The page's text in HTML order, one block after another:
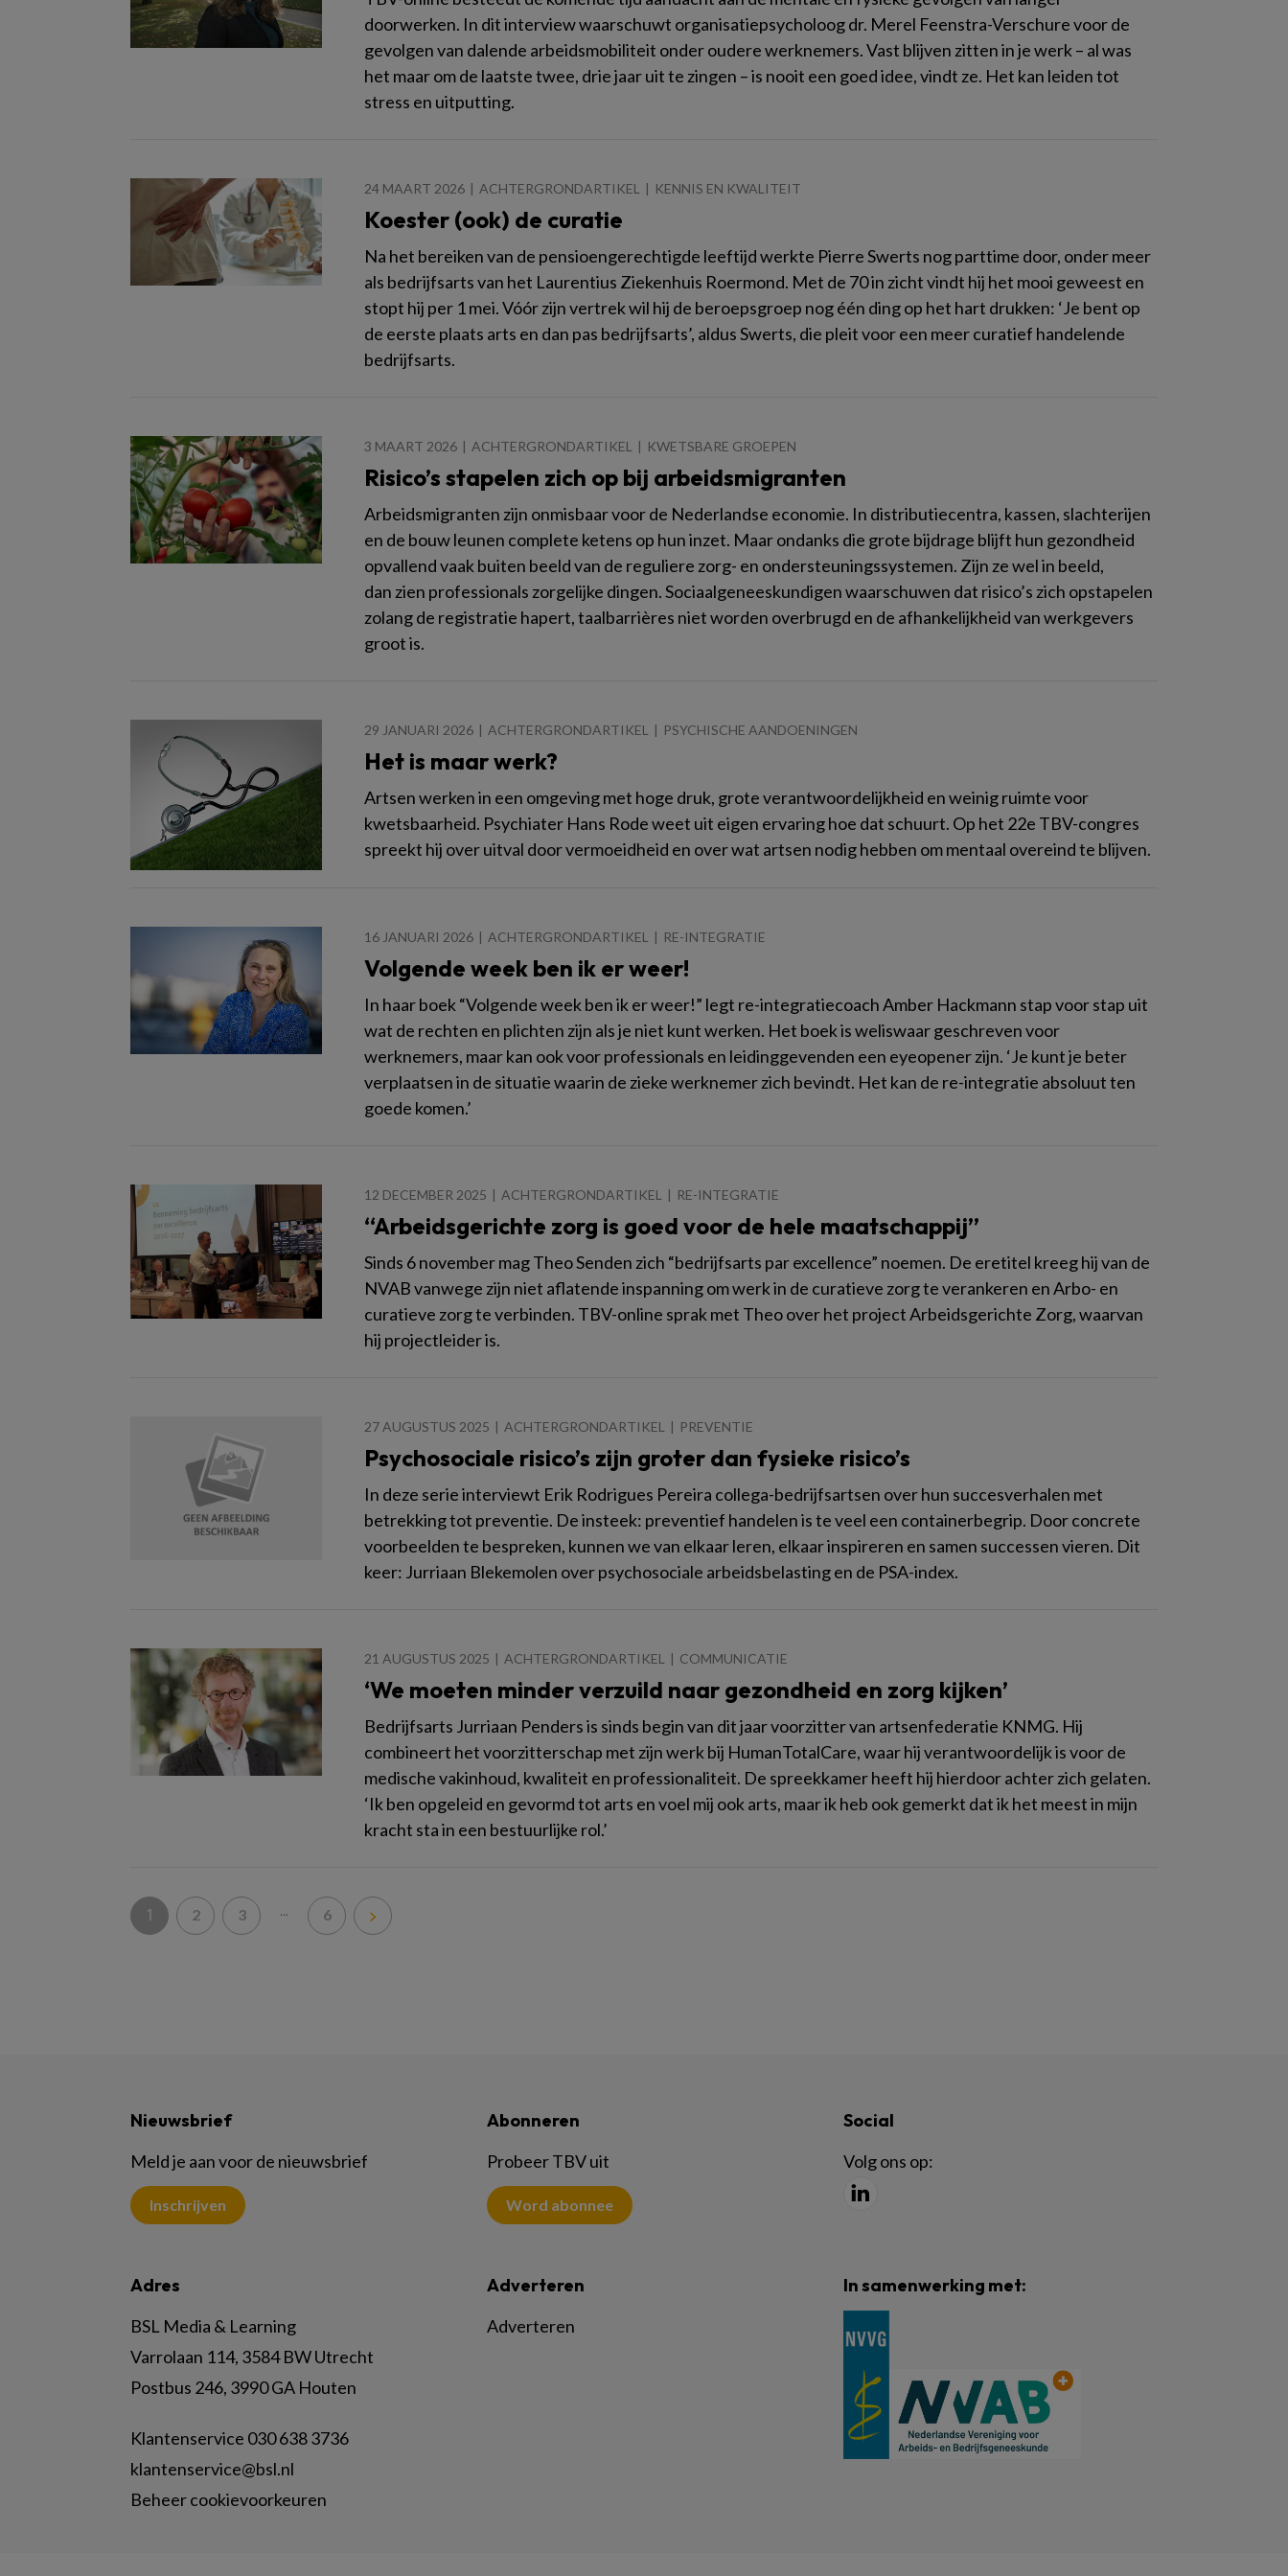
doorwerken. In dit interview waarschuwt organisatiepsycholoog dr. Merel Feenstra-Verschure voor de
gevolgen van dalende arbeidsmobiliteit onder oudere werknemers. Vast blijven zitten in je werk – al was
het maar om de laatste twee, drie jaar uit te zingen – is nooit een goed idee, vindt ze. Het kan leiden tot
stress en uitputting.
24 MAART 2026 ACHTERGRONDARTIKEL KENNIS EN KWALITEIT
Koester (ook) de curatie
Na het bereiken van de pensioengerechtigde leeftijd werkte Pierre Swerts nog parttime door, onder meer
als bedrijfsarts van het Laurentius Ziekenhuis Roermond. Met de 70 in zicht vindt hij het mooi geweest en
stopt hij per 1 mei. Vóór zijn vertrek wil hij de beroepsgroep nog één ding op het hart drukken: ‘Je bent op
de eerste plaats arts en dan pas bedrijfsarts’, aldus Swerts, die pleit voor een meer curatief handelende
bedrijfsarts.
3 MAART 2026 ACHTERGRONDARTIKEL KWETSBARE GROEPEN
Risico’s stapelen zich op bij arbeidsmigranten
Arbeidsmigranten zijn onmisbaar voor de Nederlandse economie. In distributiecentra, kassen, slachterijen
en de bouw leunen complete ketens op hun inzet. Maar ondanks die grote bijdrage blijft hun gezondheid
opvallend vaak buiten beeld van de reguliere zorg- en ondersteuningssystemen. Zijn ze wel in beeld,
dan zien professionals zorgelijke dingen. Sociaalgeneeskundigen waarschuwen dat risico’s zich opstapelen
zolang de registratie hapert, taalbarrières niet worden overbrugd en de afhankelijkheid van werkgevers
groot is.
29 JANUARI 2026 ACHTERGRONDARTIKEL PSYCHISCHE AANDOENINGEN
Het is maar werk?
Artsen werken in een omgeving met hoge druk, grote verantwoordelijkheid en weinig ruimte voor
kwetsbaarheid. Psychiater Hans Rode weet uit eigen ervaring hoe dat schuurt. Op het 22e TBV-congres
spreekt hij over uitval door vermoeidheid en over wat artsen nodig hebben om mentaal overeind te blijven.
16 JANUARI 2026 ACHTERGRONDARTIKEL RE-INTEGRATIE
Volgende week ben ik er weer!
In haar boek “Volgende week ben ik er weer!” legt re-integratiecoach Amber Hackmann stap voor stap uit
wat de rechten en plichten zijn als je niet kunt werken. Het boek is weliswaar geschreven voor
werknemers, maar kan ook voor professionals en leidinggevenden een eyeopener zijn. ‘Je kunt je beter
verplaatsen in de situatie waarin de zieke werknemer zich bevindt. Het kan de re-integratie absoluut ten
goede komen.’
12 DECEMBER 2025 ACHTERGRONDARTIKEL RE-INTEGRATIE
“Arbeidsgerichte zorg is goed voor de hele maatschappij”
Sinds 6 november mag Theo Senden zich “bedrijfsarts par excellence” noemen. De eretitel kreeg hij van de
NVAB vanwege zijn niet aflatende inspanning om werk in de curatieve zorg te verankeren en Arbo- en
curatieve zorg te verbinden. TBV-online sprak met Theo over het project Arbeidsgerichte Zorg, waarvan
hij projectleider is.
27 AUGUSTUS 2025 ACHTERGRONDARTIKEL PREVENTIE
Psychosociale risico’s zijn groter dan fysieke risico’s
In deze serie interviewt Erik Rodrigues Pereira collega-bedrijfsartsen over hun succesverhalen met
betrekking tot preventie. De insteek: preventief handelen is te veel een containerbegrip. Door concrete
voorbeelden te bespreken, kunnen we van elkaar leren, elkaar inspireren en samen successen vieren. Dit
keer: Jurriaan Blekemolen over psychosociale arbeidsbelasting en de PSA-index.
21 AUGUSTUS 2025 ACHTERGRONDARTIKEL COMMUNICATIE
‘We moeten minder verzuild naar gezondheid en zorg kijken’
Bedrijfsarts Jurriaan Penders is sinds begin van dit jaar voorzitter van artsenfederatie KNMG. Hij
combineert het voorzitterschap met zijn werk bij HumanTotalCare, waar hij verantwoordelijk is voor de
medische vakinhoud, kwaliteit en professionaliteit. De spreekkamer heeft hij hierdoor achter zich gelaten.
‘Ik ben opgeleid en gevormd tot arts en voel mij ook arts, maar ik heb ook gemerkt dat ik het meest in mijn
kracht sta in een bestuurlijke rol.’
1 2 3 ... 6
Nieuwsbrief
Meld je aan voor de nieuwsbrief
Inschrijven
Abonneren
Probeer TBV uit
Word abonnee
Social
Volg ons op:
Adres
BSL Media & Learning
Varrolaan 114, 3584 BW Utrecht
Postbus 246, 3990 GA Houten
Klantenservice 030 638 3736
klantenservice@bsl.nl
Beheer cookievoorkeuren
Adverteren
Adverteren
In samenwerking met: